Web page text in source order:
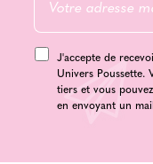
J'accepte de
Univers Poussette.
tiers et vous
en envoyant un